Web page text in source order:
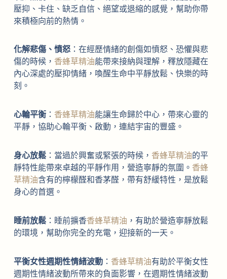
壓抑、卡住、缺乏自信、絕望或退縮的感覺，幫助你帶
來積極向前的熱情。
化解悲傷、憤怒：在經歷情緒的創傷如憤怒、恐懼與悲
傷的時候， 香蜂草精油能帶來接納與理解，釋放隱藏在
內心深處的壓抑情緒，喚醒生命中平靜放鬆、快樂的時
刻。
心輪平衡： 香蜂草精油能讓生命歸於中心，帶來心靈的
平靜，協助心輪平衡、啟動，連結宇宙的豐盛。
身心放鬆：當過於興奮或緊張的時候， 香蜂草精油的平
靜特性能帶來卓越的平靜作用，營造寧靜的氛圍。 香蜂
草精油含有的檸檬醛和香茅醛，帶有舒緩特性，是放鬆
身心的首選。
睡前放鬆：睡前擴香香蜂草精油 ，有助於營造寧靜放鬆
的環境，幫助你完全的充電，迎接新的一天。
平衡女性週期性情緒波動： 香蜂草精油有助於平衡女性
週期性情緒波動所帶來的負面影響，在週期性情緒波動